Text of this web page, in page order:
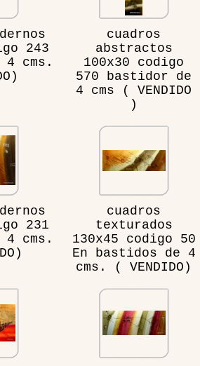
243
cms.
cuadros
abstractos
100x30 codigo
570 bastidor de
4 cms ( VENDIDO
)
231
cms.
cuadros
texturados
130x45 codigo 50
En bastidos de 4
cms. ( VENDIDO)